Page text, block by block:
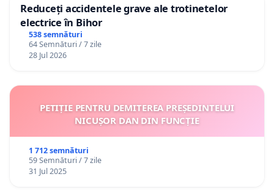
Reduceți accidentele grave ale trotinetelor
electrice în Bihor
538 semnături
64 Semnături / 7 zile
28 Jul 2026
PETIȚIE PENTRU DEMITEREA PREȘEDINTELUI
NICUȘOR DAN DIN FUNCȚIE
1 712 semnături
59 Semnături / 7 zile
31 Jul 2025